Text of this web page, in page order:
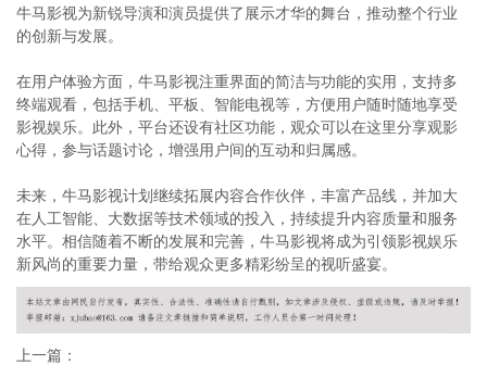
牛马影视为新锐导演和演员提供了展示才华的舞台，推动整个行业
的创新与发展。
在用户体验方面，牛马影视注重界面的简洁与功能的实用，支持多
终端观看，包括手机、平板、智能电视等，方便用户随时随地享受
影视娱乐。此外，平台还设有社区功能，观众可以在这里分享观影
心得，参与话题讨论，增强用户间的互动和归属感。
未来，牛马影视计划继续拓展内容合作伙伴，丰富产品线，并加大
在人工智能、大数据等技术领域的投入，持续提升内容质量和服务
水平。相信随着不断的发展和完善，牛马影视将成为引领影视娱乐
新风尚的重要力量，带给观众更多精彩纷呈的视听盛宴。
上一篇：